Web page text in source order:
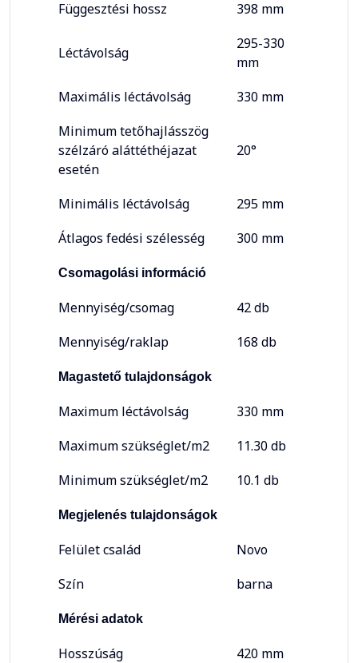
Függesztési hossz 398 mm
Léctávolság
295-330
mm
Maximális léctávolság
330 mm
Minimum tetőhajlásszög
szélzáró aláttéthéjazat
esetén
20°
Minimális léctávolság
295 mm
Átlagos fedési szélesség
300 mm
Csomagolási információ
Mennyiség/csomag
42 db
Mennyiség/raklap
168 db
Magastető tulajdonságok
Maximum léctávolság
330 mm
Maximum szükséglet/m2
11.30 db
Minimum szükséglet/m2
10.1 db
Megjelenés tulajdonságok
Felület család
Novo
Szín
barna
Mérési adatok
Hosszúság 420 mm